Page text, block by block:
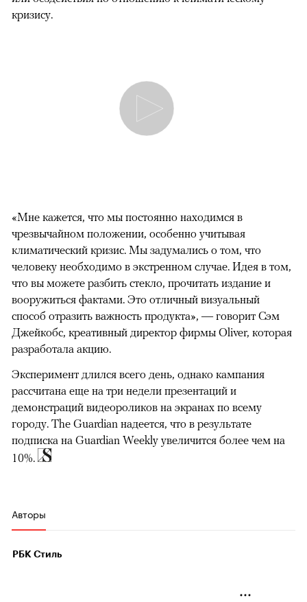
кризису.
«Мне кажется, что мы постоянно находимся в
чрезвычайном положении, особенно учитывая
климатический кризис. Мы задумались о том, что
человеку необходимо в экстренном случае. Идея в том,
что вы можете разбить стекло, прочитать издание и
вооружиться фактами. Это отличный визуальный
способ отразить важность продукта», — говорит Сэм
Джейкобс, креативный директор фирмы Oliver, которая
разработала акцию.
Эксперимент длился всего день, однако кампания
рассчитана еще на три недели презентаций и
демонстраций видеороликов на экранах по всему
городу. The Guardian надеется, что в результате
подписка на Guardian Weekly увеличится более чем на
10%.
Авторы
РБК Стиль